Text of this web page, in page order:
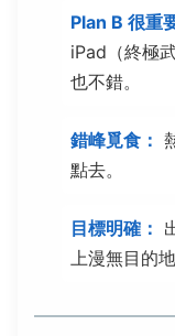
Plan B 很重
iPad（終極
也不錯。
錯峰覓食：
點去。
目標明確：
上漫無目的